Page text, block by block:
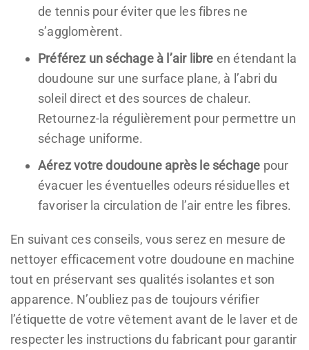
de tennis pour éviter que les fibres ne
s’agglomèrent.
Préférez un séchage à l’air libre en étendant la
doudoune sur une surface plane, à l’abri du
soleil direct et des sources de chaleur.
Retournez-la régulièrement pour permettre un
séchage uniforme.
Aérez votre doudoune après le séchage pour
évacuer les éventuelles odeurs résiduelles et
favoriser la circulation de l’air entre les fibres.
En suivant ces conseils, vous serez en mesure de
nettoyer efficacement votre doudoune en machine
tout en préservant ses qualités isolantes et son
apparence. N’oubliez pas de toujours vérifier
l’étiquette de votre vêtement avant de le laver et de
respecter les instructions du fabricant pour garantir